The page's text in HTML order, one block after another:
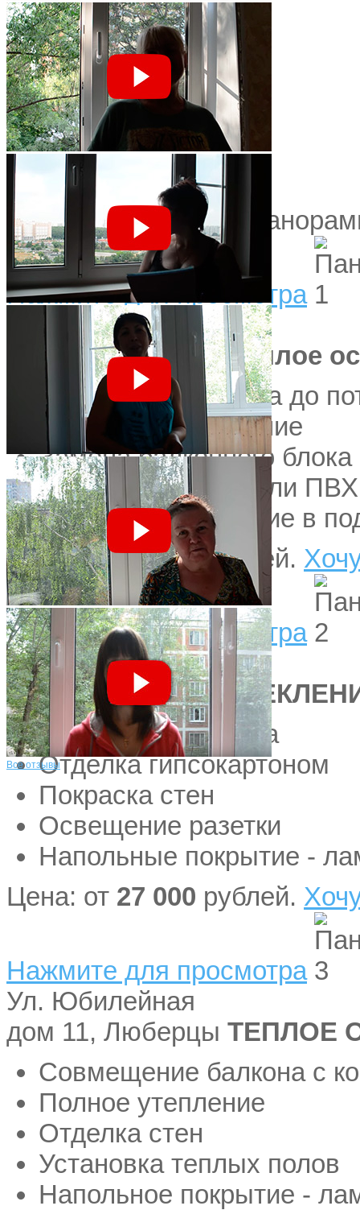
Все отзывы
Посмотреть все 3D-
Нажмите для просмотра
ДЕРЕВНЯ МОКРОЕ
Можайский район Теплое
Остекление от пола до
Частичное утепление
Замена балконного блока
Отделка стен панели ПВХ
Напольное покрытие в
Цена: от50 000рублей.
Нажмите для просмотра
Большая Очаковская
Дом 5 ТЕПЛОЕ
Утепление Балкона
Отделка гипсокартоном
Покраска стен
Освещение разетки
Напольные покрытие -
Цена: от 27 000 рублей.
Нажмите для просмотра
Ул. Юбилейная
дом 11, Люберцы ТЕПЛОЕ
Совмещение балкона с
Полное утепление
Отделка стен
Установка теплых полов
Напольное покрытие -